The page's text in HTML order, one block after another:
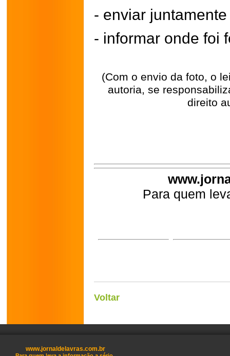
- enviar
- informar onde foi
(Com o envio da foto, o
autoria, se
direito
Para quem
Voltar
www.jornaldelavras.com.br